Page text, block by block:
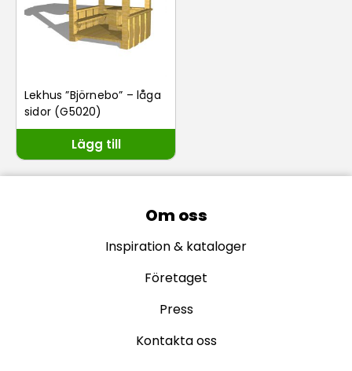
Lekhus ”Björnebo” – låga
sidor (G5020)
Lägg till
Om oss
Inspiration & kataloger
Företaget
Press
Kontakta oss